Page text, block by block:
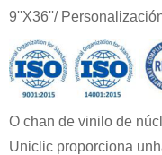
9''X36''/
O chan de vinilo de
Uniclic proporciona